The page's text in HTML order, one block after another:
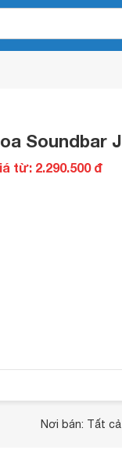
Soundbar
từ: 2.290.500 đ
Nơi bán: Tất cả